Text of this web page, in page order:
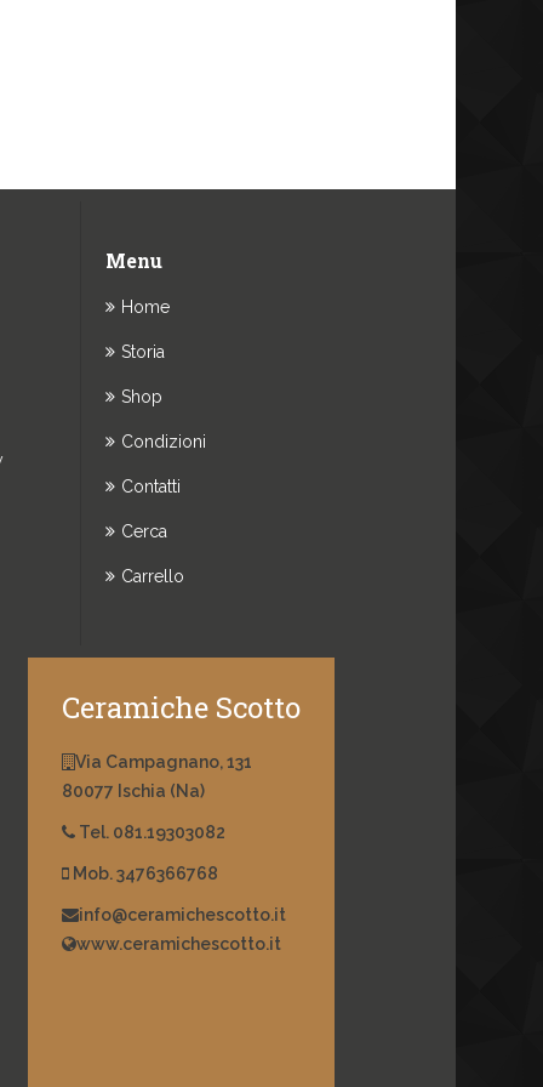
Menu
Home
Storia
Shop
Condizioni
Contatti
Cerca
Carrello
Ceramiche Scotto
Via Campagnano, 131
80077 Ischia (Na)
Tel. 081.19303082
Mob. 3476366768
info@ceramichescotto.it
www.ceramichescotto.it